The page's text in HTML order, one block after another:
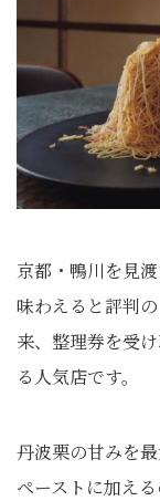
京都・鴨川を見
味わえると評判
来、整理券を受
る人気店です。
丹波栗の甘みを
ペーストに加え